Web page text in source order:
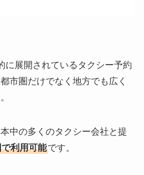
に展開されているタクシー予約
市圏だけでなく地方でも広く
中の多くのタクシー会社と提
利用可能です。